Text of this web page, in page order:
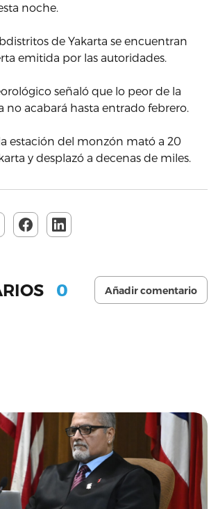
noche.
de Yakarta se encuentran
emitida por las autoridades.
señaló que lo peor de la
no acabará hasta entrado febrero.
estación del monzón mató a 20
y desplazó a decenas de miles.
0 Añadir comentario